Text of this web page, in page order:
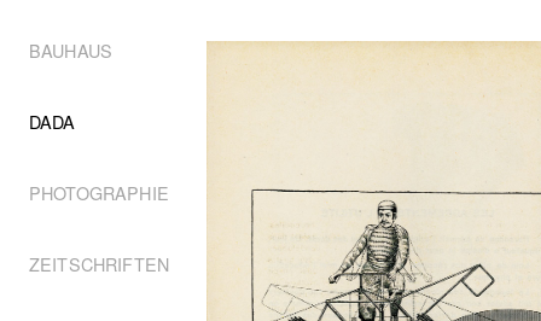
BAUHAUS
DADA
PHOTOGRAPHIE
ZEITSCHRIFTEN